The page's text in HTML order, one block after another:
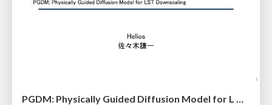
PGDM: Physically Guided Diffusion Model for L Downscaling